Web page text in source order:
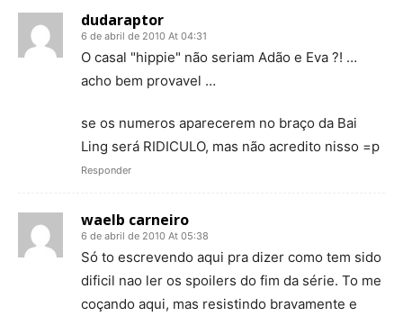
dudaraptor
6 de abril de 2010 At 04:31
O casal "hippie" não seriam Adão e Eva ?! …
acho bem provavel …
se os numeros aparecerem no braço da Bai
Ling será RIDICULO, mas não acredito nisso =p
Responder
waelb carneiro
6 de abril de 2010 At 05:38
Só to escrevendo aqui pra dizer como tem sido
dificil nao ler os spoilers do fim da série. To me
coçando aqui, mas resistindo bravamente e